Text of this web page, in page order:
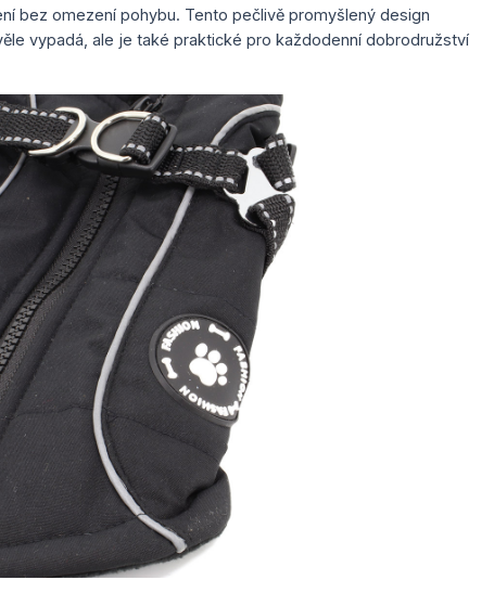
bez omezení pohybu. Tento pečlivě promyšlený design
vypadá, ale je také praktické pro každodenní dobrodružství